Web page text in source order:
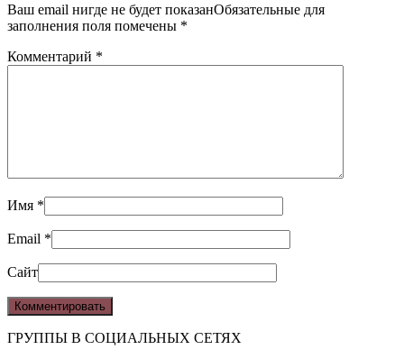
Ваш email нигде не будет показанОбязательные для
заполнения поля помечены *
Комментарий *
Имя *
Email *
Сайт
ГРУППЫ В СОЦИАЛЬНЫХ СЕТЯХ